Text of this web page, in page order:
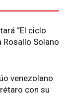
“El ciclo
Rosalío Solano
venezolano
con su